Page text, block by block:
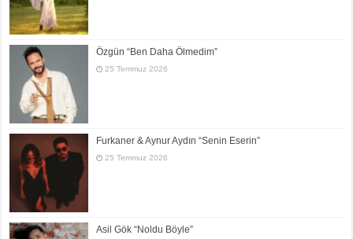
Özgün “Ben Daha Ölmedim”
25 Temmuz 2026
Furkaner & Aynur Aydın “Senin Eserin”
25 Temmuz 2026
Asil Gök “Noldu Böyle”